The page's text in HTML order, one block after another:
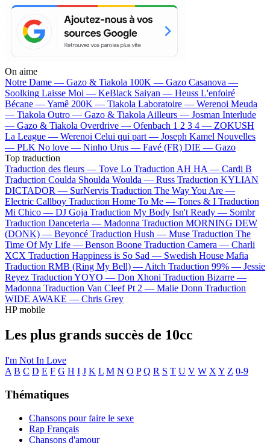
On aime
Notre Dame — Gazo & Tiakola 100K — Gazo Casanova —
Soolking Laisse Moi — KeBlack Saiyan — Heuss L'enfoiré
Bécane —Yamê 200K — Tiakola Laboratoire — Werenoi Meuda
— Tiakola Outro — Gazo & Tiakola Ailleurs — Josman Interlude
— Gazo & Tiakola Overdrive — Ofenbach 1 2 3 4 — ZOKUSH
La League — Werenoi Celui qui part — Joseph Kamel Nouvelles
— PLK No love — Ninho Urus — Favé (FR) DIE — Gazo
Top traduction
Traduction des fleurs — Tove Lo Traduction AH HA — Cardi B
Traduction Coulda Shoulda Woulda — Russ Traduction KYLIAN
DICTADOR — SurNervis Traduction The Way You Are —
Electric Callboy Traduction Home To Me — Tones & I Traduction
Mi Chico — DJ Goja Traduction My Body Isn't Ready — Sombr
Traduction Danceteria — Madonna Traduction MORNING DEW
(DONK) — Beyoncé Traduction Hush — Muse Traduction The
Time Of My Life — Benson Boone Traduction Camera — Charli
XCX Traduction Happiness is So Sad — Swedish House Mafia
Traduction RMB (Ring My Bell) — Aitch Traduction 99% — Jessie
Reyez Traduction YOYO — Don Xhoni Traduction Bizarre —
Madonna Traduction Van Cleef Pt 2 — Malie Donn Traduction
WIDE AWAKE — Chris Grey
HP mobile
Les plus grands succès de 10cc
I'm Not In Love
A B C D E F G H I J K L M N O P Q R S T U V W X Y Z 0-9
Thématiques
Chansons pour faire le sexe
Rap Français
Chansons d'amour